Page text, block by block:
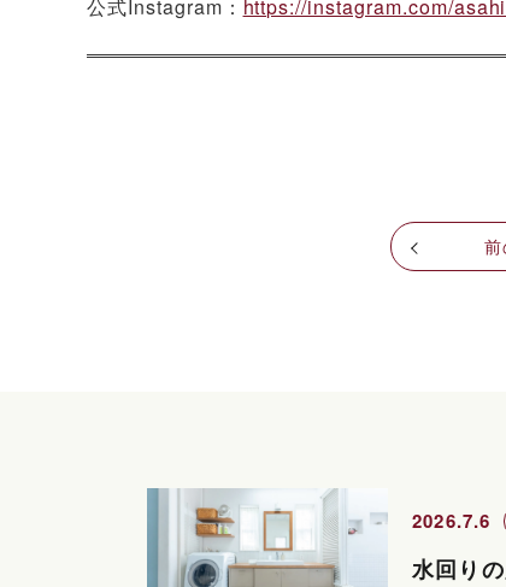
公式Instagram： https://instagram.com/
2026.7.6
水回り